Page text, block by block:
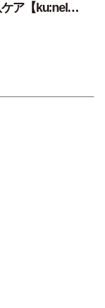
ア【ku:nel